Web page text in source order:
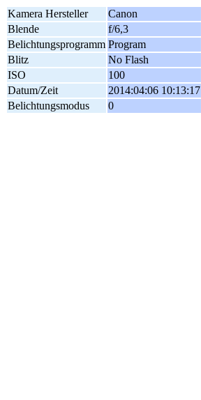
Kamera Hersteller Canon
Blende
f/6,3
Belichtungsprogramm Program
Blitz
No Flash
ISO
100
Datum/Zeit
2014:04:06 10:13:17
Belichtungsmodus
0